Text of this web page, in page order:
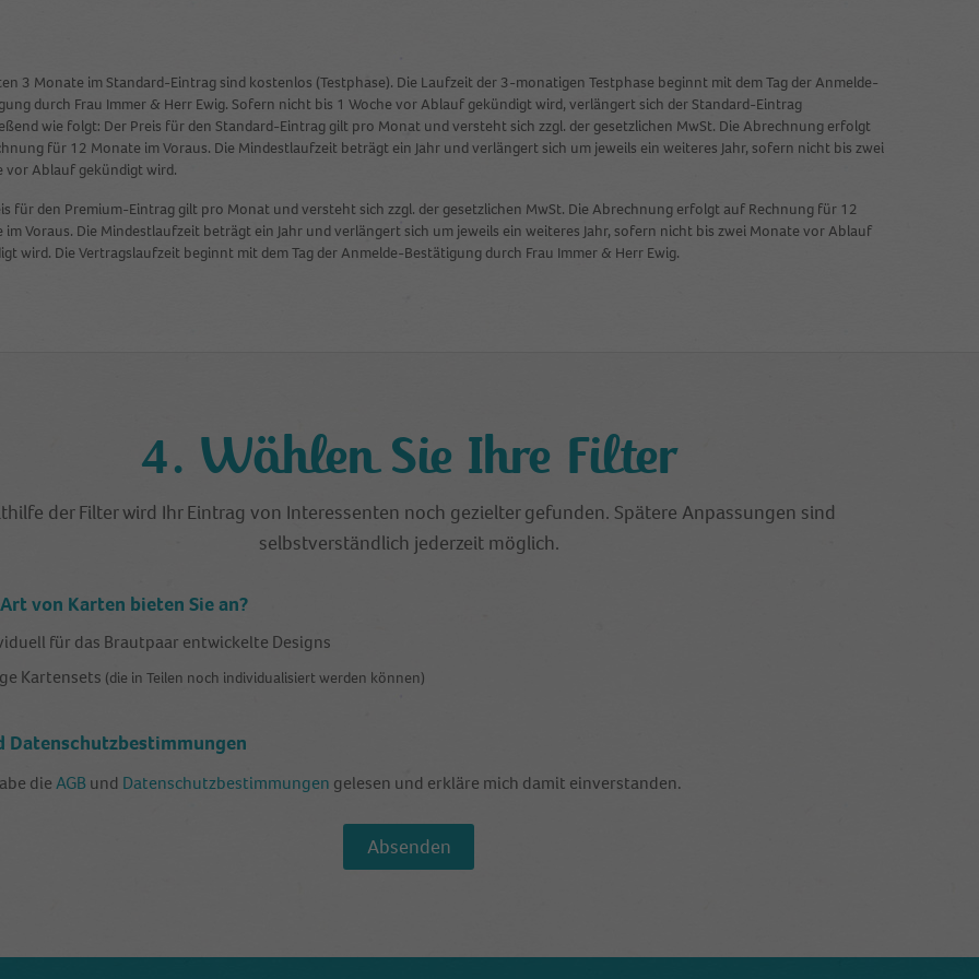
3 Monate im Standard-Eintrag sind kostenlos (Testphase). Die Laufzeit der 3-monatigen Testphase beginnt mit dem Tag der Anmelde-
durch Frau Immer & Herr Ewig. Sofern nicht bis 1 Woche vor Ablauf gekündigt wird, verlängert sich der Standard-Eintrag
wie folgt: Der Preis für den Standard-Eintrag gilt pro Monat und versteht sich zzgl. der gesetzlichen MwSt. Die Abrechnung erfolgt
für 12 Monate im Voraus. Die Mindestlaufzeit beträgt ein Jahr und verlängert sich um jeweils ein weiteres Jahr, sofern nicht bis zwei
vor Ablauf gekündigt wird.
für den Premium-Eintrag gilt pro Monat und versteht sich zzgl. der gesetzlichen MwSt. Die Abrechnung erfolgt auf Rechnung für 12
im Voraus. Die Mindestlaufzeit beträgt ein Jahr und verlängert sich um jeweils ein weiteres Jahr, sofern nicht bis zwei Monate vor Ablauf
wird. Die Vertragslaufzeit beginnt mit dem Tag der Anmelde-Bestätigung durch Frau Immer & Herr Ewig.
4. Wählen Sie Ihre Filter
der Filter wird Ihr Eintrag von Interessenten noch gezielter gefunden. Spätere Anpassungen sind
selbstverständlich jederzeit möglich.
von Karten bieten Sie an?
für das Brautpaar entwickelte Designs
Kartensets (die in Teilen noch individualisiert werden können)
Datenschutzbestimmungen
dieAGB und Datenschutzbestimmungen gelesen und erkläre mich damit einverstanden.
Zweck
This cookie is installed by Google Analytics. The
cookie is used to calculate visitor, session, campaign
data and keep track of site usage for the site's
analytics report. The cookies store information
anonymously and assign a randomly generated
number to identify unique visitors.
Zweck
This cookie is installed by Google Analytics. The
cookie is used to store information of how visitors
report of how the website is doing. The data
collected including the number visitors, the source
where they have come from, and the pages visited
Name _dt_gtml
Laufzeit 1 Day
This cookie is installed by Google Analytics. The
use a website and helps in creating an analytics
report of how the wbsite is doing. The data collected